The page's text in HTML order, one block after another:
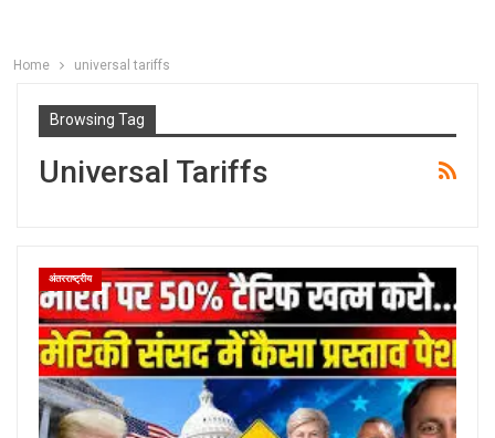
Home universal tariffs
Browsing Tag
Universal Tariffs
अंतरराष्ट्रीय